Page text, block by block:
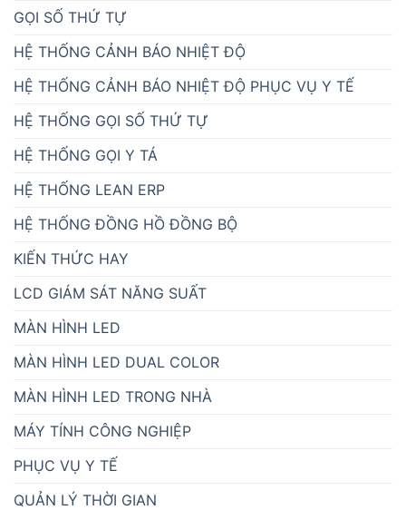
GỌI SỐ THỨ TỰ
HỆ THỐNG CẢNH BÁO NHIỆT ĐỘ
HỆ THỐNG CẢNH BÁO NHIỆT ĐỘ PHỤC VỤ Y TẾ
HỆ THỐNG GỌI SỐ THỨ TỰ
HỆ THỐNG GỌI Y TÁ
HỆ THỐNG LEAN ERP
HỆ THỐNG ĐỒNG HỒ ĐỒNG BỘ
KIẾN THỨC HAY
LCD GIÁM SÁT NĂNG SUẤT
MÀN HÌNH LED
MÀN HÌNH LED DUAL COLOR
MÀN HÌNH LED TRONG NHÀ
MÁY TÍNH CÔNG NGHIỆP
PHỤC VỤ Y TẾ
QUẢN LÝ THỜI GIAN